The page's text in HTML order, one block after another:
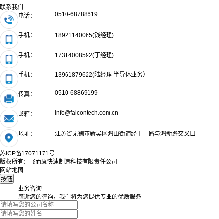
联系我们
电话：
0510-68788619
手机： 18921140065(钱经理)
手机： 17314008592(丁经理)
手机： 13961879622(陆经理 半导体业务）
传真： 0510-68869199
邮箱： info@falcontech.com.cn
地址： 江苏省无锡市新吴区鸿山街道经十一路与鸿新路交叉口
苏ICP备17071171号
版权所有：飞而康快速制造科技有限责任公司
网站地图
业务咨询
感谢您的咨询，我们将为您提供专业的优质服务